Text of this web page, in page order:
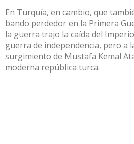
En Turquía, en cambio, que
bando perdedor en la Primera
la guerra trajo la caída del
guerra de independencia, pero a
surgimiento de Mustafa Kemal
moderna república turca.